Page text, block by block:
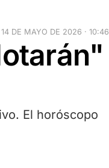
14 DE MAYO DE 2026 · 10:46
El horóscopo